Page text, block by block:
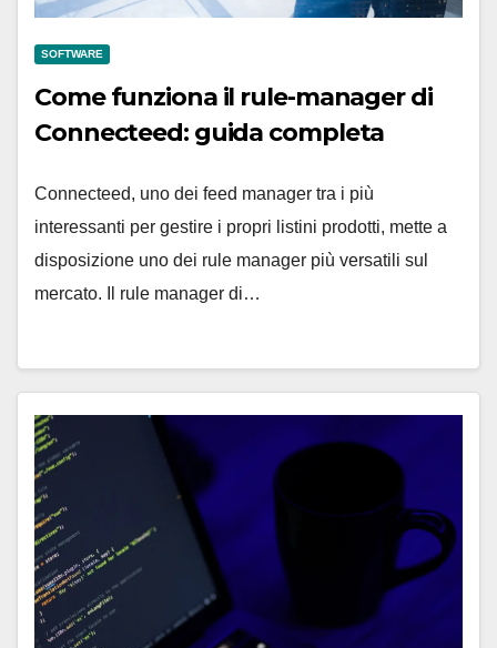
SOFTWARE
Come funziona il rule-manager di
Connecteed: guida completa
Connecteed, uno dei feed manager tra i più
interessanti per gestire i propri listini prodotti, mette a
disposizione uno dei rule manager più versatili sul
mercato. Il rule manager di…